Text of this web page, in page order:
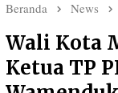
Beranda News
Wali Kota
Ketua TP